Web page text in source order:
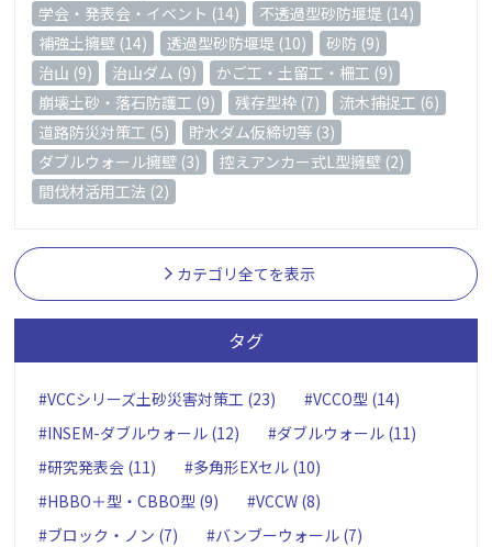
学会・発表会・イベント (14)
不透過型砂防堰堤 (14)
補強土擁壁 (14)
透過型砂防堰堤 (10)
砂防 (9)
治山 (9)
治山ダム (9)
かご工・土留工・柵工 (9)
崩壊土砂・落石防護工 (9)
残存型枠 (7)
流木捕捉工 (6)
道路防災対策工 (5)
貯水ダム仮締切等 (3)
ダブルウォール擁壁 (3)
控えアンカー式L型擁壁 (2)
間伐材活用工法 (2)
カテゴリ全てを表示
タグ
#VCCシリーズ土砂災害対策工 (23)
#VCCO型 (14)
#INSEM-ダブルウォール (12)
#ダブルウォール (11)
#研究発表会 (11)
#多角形EXセル (10)
#HBBO＋型・CBBO型 (9)
#VCCW (8)
#ブロック・ノン (7)
#バンブーウォール (7)